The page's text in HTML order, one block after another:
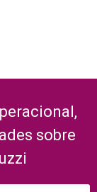
sobre